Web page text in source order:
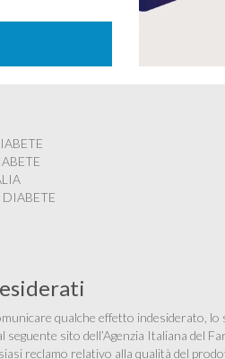
qualche effetto indesiderato,
sito dell’Agenzia Italiana del
reclamo relativo alla qualità del